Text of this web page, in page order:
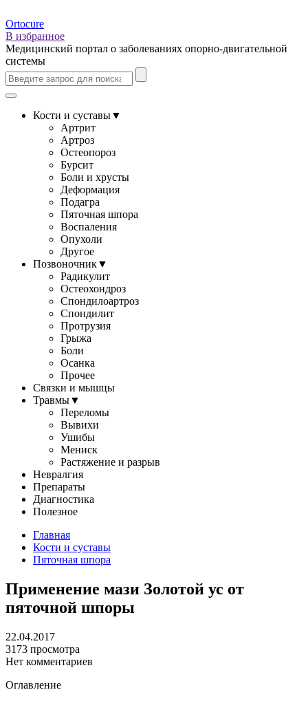
Ortocure
В избранное
Медицинский портал о заболеваниях опорно-двигательной
системы
Кости и суставы▼
Артрит
Артроз
Остеопороз
Бурсит
Боли и хрусты
Деформация
Подагра
Пяточная шпора
Воспаления
Опухоли
Другое
Позвоночник▼
Радикулит
Остеохондроз
Спондилоартроз
Спондилит
Протрузия
Грыжа
Боли
Осанка
Прочее
Связки и мышцы
Травмы▼
Переломы
Вывихи
Ушибы
Мениск
Растяжение и разрыв
Невралгия
Препараты
Диагностика
Полезное
Главная
Кости и суставы
Пяточная шпора
Применение мази Золотой ус от
пяточной шпоры
22.04.2017
3173 просмотра
Нет комментариев
Оглавление